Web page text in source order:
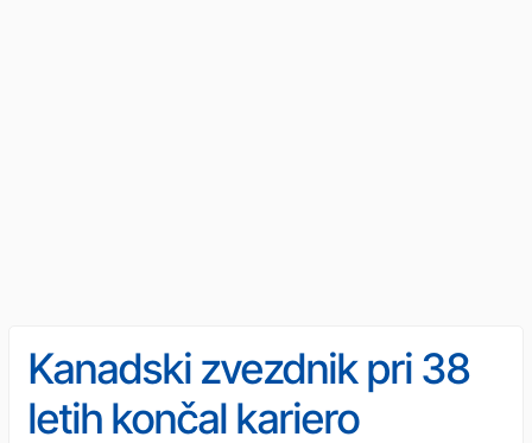
Kanadski zvezdnik pri 38
letih končal kariero